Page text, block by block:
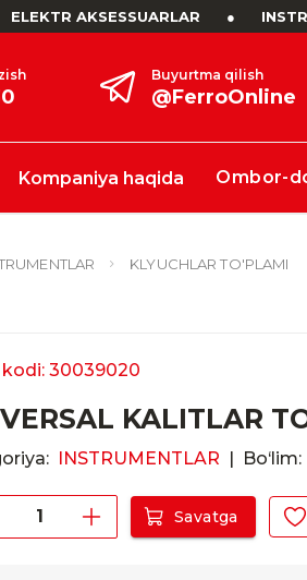
ELEKTR AKSESSUARLAR ●
Buyurtma qilish
@FerroOnline
Kompaniya haqida Ombor-
KLYUCHLAR TO'PLAMI
kodi: 30039020
KALITLAR
INSTRUMENTLAR | Bo‘lim:
Savatga